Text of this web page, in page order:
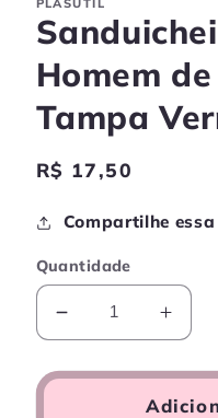
Homem
Tampa
Preço
R$ 17,50
Compartilhe
Quantidade
Diminuir
a
quantidade
a
de